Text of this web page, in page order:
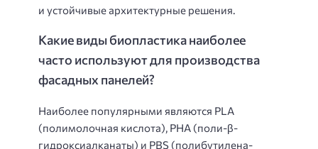
и устойчивые архитектурные решения.
Какие виды биопластика наиболее
часто используют для производства
фасадных панелей?
Наиболее популярными являются PLA
(полимолочная кислота), PHA (поли-β-
гидроксиалканаты) и PBS (полибутилена-